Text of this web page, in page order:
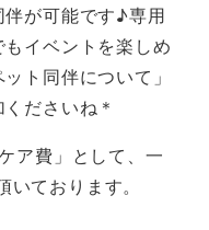
が可能です♪専用
イベントを楽しめ
ト同伴について」
ださいね＊
ア費」として、一
ております。